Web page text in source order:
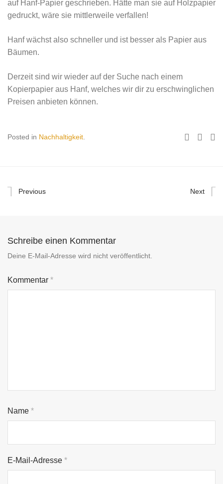
auf Hanf-Papier geschrieben. Hätte man sie auf Holzpapier
gedruckt, wäre sie mittlerweile verfallen!
Hanf wächst also schneller und ist besser als Papier aus
Bäumen.
Derzeit sind wir wieder auf der Suche nach einem
Kopierpapier aus Hanf, welches wir dir zu erschwinglichen
Preisen anbieten können.
Posted in Nachhaltigkeit
Previous Next
Schreibe einen Kommentar
Deine E-Mail-Adresse wird nicht veröffentlicht.
Kommentar *
Name *
E-Mail-Adresse *